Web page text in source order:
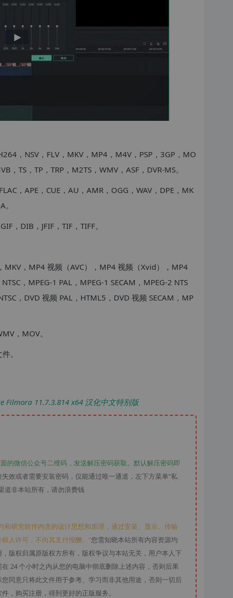
，NSV，FLV，MKV，MP4，M4V，PSP，3GP，MO
，TS，TP，TRP，M2TS，WMV，ASF，DVR-MS。
，APE，CUE，AU，AMR，OGG，WAV，DPE，MK
，DIB，JFIF，TIF，TIFF。
，MP4 视频（AVC），MP4 视频（Xvid），MP4
，MPEG-1 PAL，MPEG-1 SECAM，MPEG-2 NTS
，DVD 视频 PAL，HTML5，DVD 视频 SECAM，MP
，MOV。
。
Filmora 11.7.3.814 x64 汉化中文特别版
的微信公众号二维码，发送解压密码获取。默认解压密码即
失效或者需要安装密码，仅能通过唯一通道，左下方菜单“私
道非本站所有，请勿浪费钱
研究软件内含的设计思想和原理，通过安装、显示、传输
人许可，不向其支付报酬。”您需知晓本站所有内容资源均
版权归属原版权方所有，版权争议与本站无关，用户本人下
24 个小时之内从您的电脑中彻底删除上述内容，否则后果
同意只将此文件用于参考、学习而非其他用途，否则一切后
，购买注册，得到更好的正版服务。